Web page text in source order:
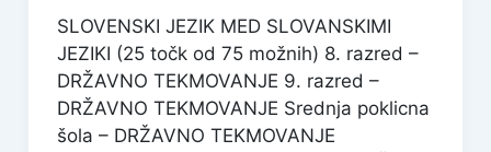
SLOVENSKI JEZIK MED SLOVANSKIMI
JEZIKI (25 točk od 75 možnih) 8. razred –
DRŽAVNO TEKMOVANJE 9. razred –
DRŽAVNO TEKMOVANJE Srednja poklicna
šola – DRŽAVNO TEKMOVANJE